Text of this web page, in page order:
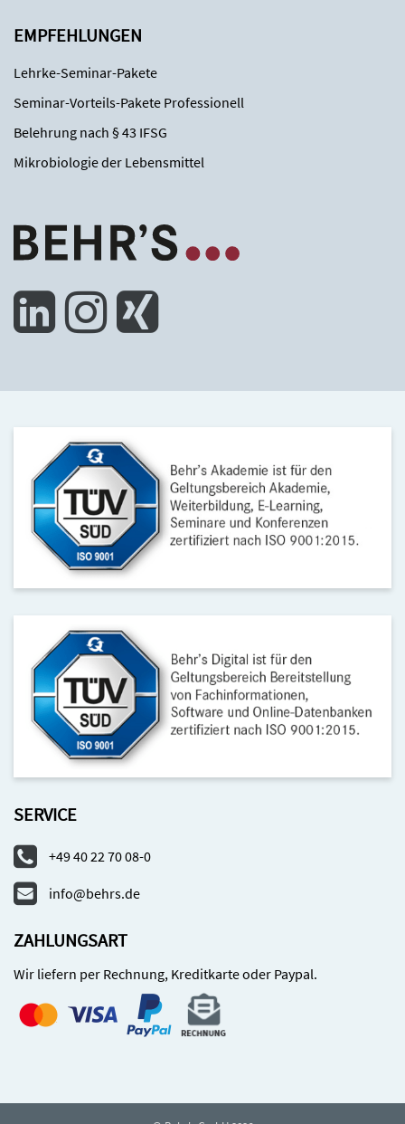
EMPFEHLUNGEN
Lehrke-Seminar-Pakete
Seminar-Vorteils-Pakete Professionell
Belehrung nach § 43 IFSG
Mikrobiologie der Lebensmittel
SERVICE
+49 40 22 70 08-0
info@behrs.de
ZAHLUNGSART
Wir liefern per Rechnung, Kreditkarte oder Paypal.